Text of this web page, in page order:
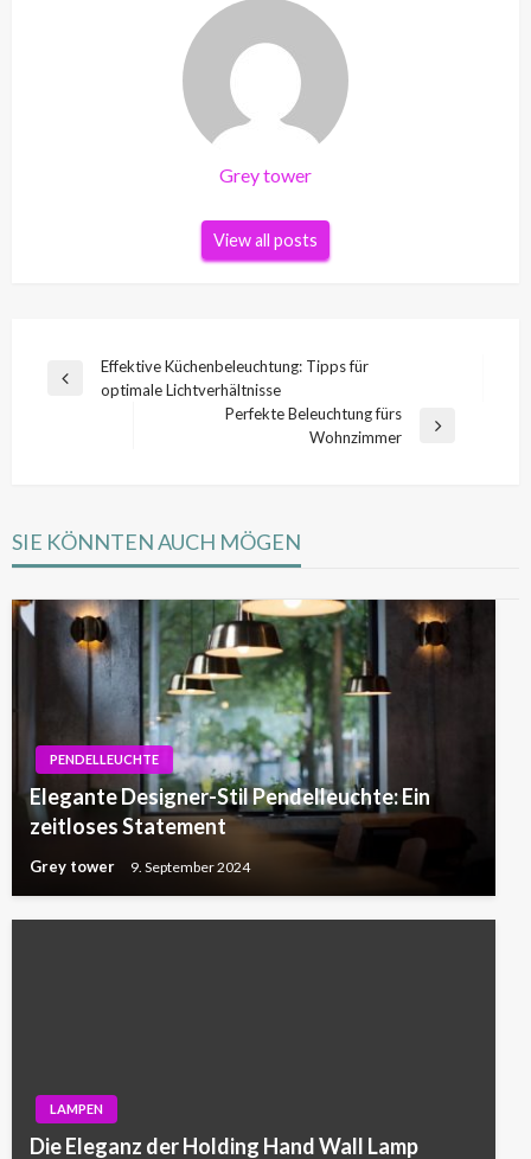
Grey tower
View all posts
Beitragsnavigation
Previous
Effektive Küchenbeleuchtung: Tipps für
optimale Lichtverhältnisse
Perfekte Beleuchtung fürs
Wohnzimmer
SIE KÖNNTEN AUCH MÖGEN
PENDELLEUCHTE
Elegante Designer-Stil Pendelleuchte: Ein
zeitloses Statement
Grey tower 9. September 2024
LAMPEN
Die Eleganz der Holding Hand Wall Lamp